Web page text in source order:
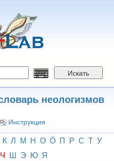
Искать
неологизмов
Инструкция
К Л М Н О Ӧ П Р С Т У
Ч Ш Э Ю Я